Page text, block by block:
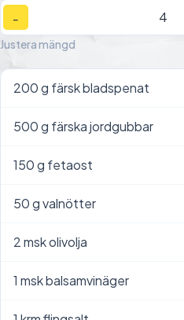
−
Justera mängd
200g färsk bladspenat
500g färska jordgubbar
150g fetaost
50g valnötter
2msk olivolja
1 msk balsamvinäger